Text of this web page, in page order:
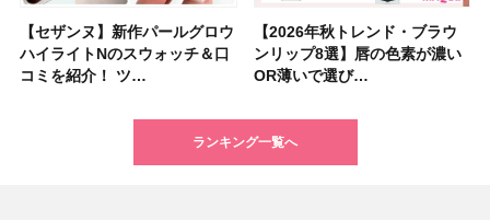
【セザンヌ】新作パールグロウ
ハイライトNのスウォッチ＆口
コミを紹介！ ツ…
【2026年秋トレンド・ブラウ
ンリップ8選】唇の色素が濃い
OR薄いで選び…
【クリスマスコフレ2026】ク
リニークのホリデーコフレを一
挙紹介！ 人気…
【クリスマスコフレ2026】ポ
ーラ「B.A」から、冬の特別コ
フレ2種が登…
【2026年秋トレンド・ブラウ
ンリップ8選】唇の色素が濃い
OR薄いで選び…
【2026年最新】落ちないアイ
ブロウおすすめ18選！ 汗に強
い眉ペンシル…
【クリスマスコフレ2026】ハ
ウス オブ ローゼは今年もムー
ミンとの限定…
【ニベア】美容液リップクリー
ム＆ボディスクラブが新登場！
大人気の色付き…
【石井美保さんのおすすめお菓
子＆お茶10選】手土産にもぴっ
たり
【美容系・伊能忠敬界隈】上西
星来さんは5年間1日1万歩を継
続！ 歩くとき…
【最新】髪のうねり・広がり・
くせ毛におすすめのシャンプー
17選
【2026年夏】小顔に見えるボ
ブの髪型37選！ レイヤー・切
りっぱなしな…
【読者プレゼント】羽の見えな
いハンディファン
「baramood」を3名様…
【2026年8月の一粒万倍日】お
すすめの開運コスメ＆美容アイ
テム10選！
【セザンヌ】「ブライトカラー
シーラー」新色グリーンが8/7
に発売｜既存色…
【ルナソルアイシャドウ】アイ
カラーレーションN新色・限定
色をイエベ・ブ…
ランキング一覧へ